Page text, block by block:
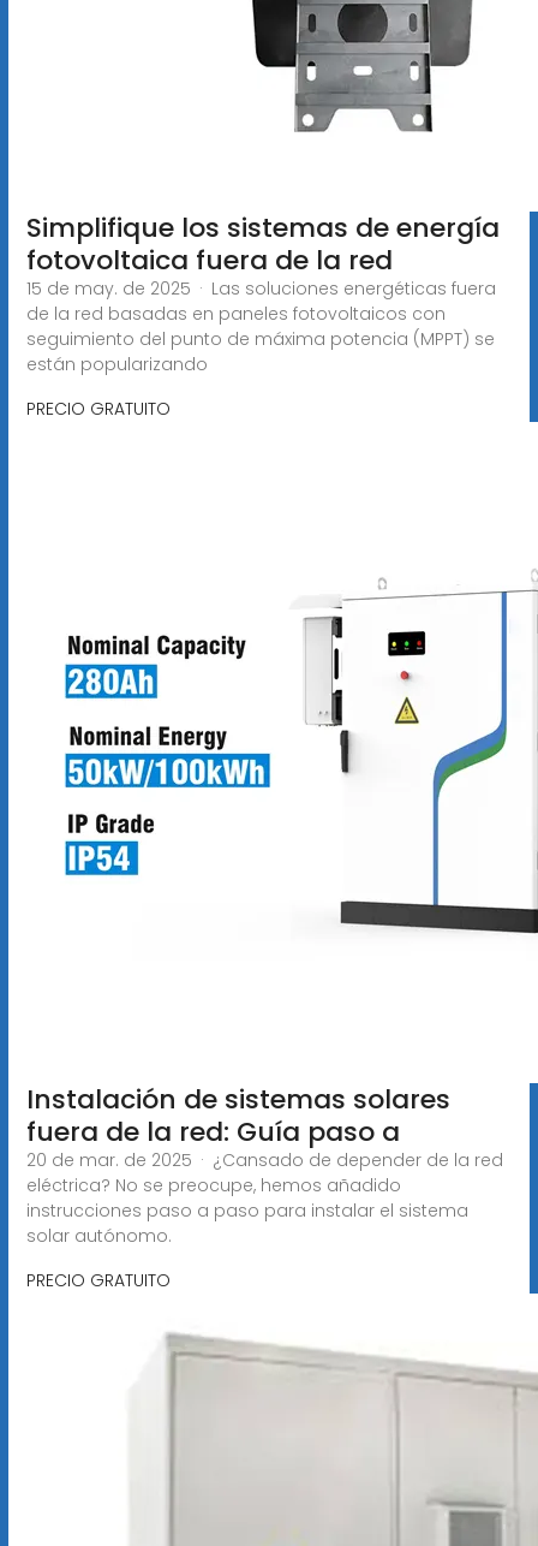
Simplifique los sistemas de energía
fotovoltaica fuera de la red
15 de may. de 2025 · Las soluciones energéticas fuera
de la red basadas en paneles fotovoltaicos con
seguimiento del punto de máxima potencia (MPPT) se
están popularizando
PRECIO GRATUITO
Instalación de sistemas solares
fuera de la red: Guía paso a
20 de mar. de 2025 · ¿Cansado de depender de la red
eléctrica? No se preocupe, hemos añadido
instrucciones paso a paso para instalar el sistema
solar autónomo.
PRECIO GRATUITO